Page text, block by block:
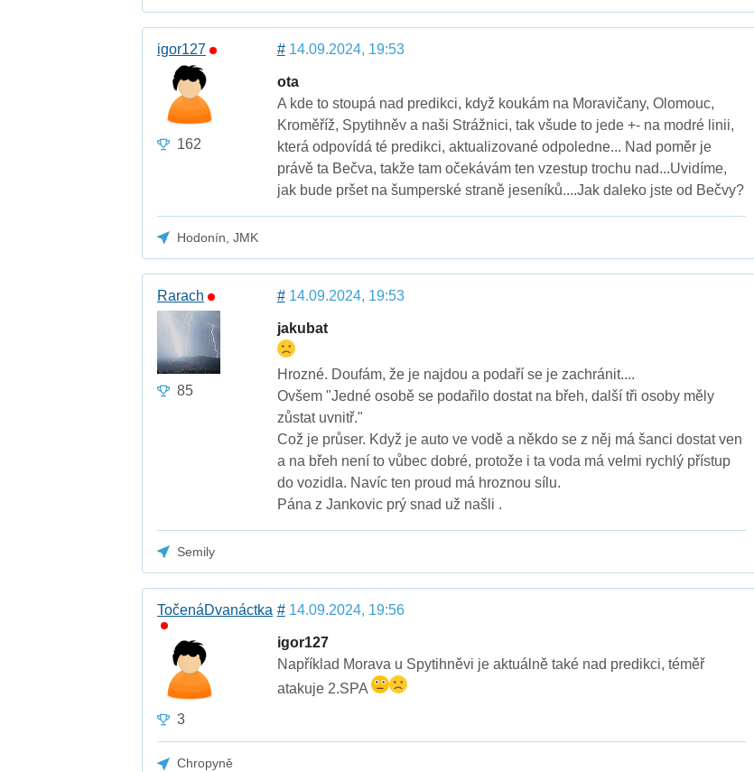
igor127
162
#14.09.2024, 19:53
ota
A kde to stoupá nad predikci, když koukám na Moravičany, Olomouc,
Kroměříž, Spytihněv a naši Strážnici, tak všude to jede +- na modré linii,
která odpovídá té predikci, aktualizované odpoledne... Nad poměr je
právě ta Bečva, takže tam očekávám ten vzestup trochu nad...Uvidíme,
jak bude pršet na šumperské straně jeseníků....Jak daleko jste od Bečvy?
Hodonín, JMK
Rarach
85
#14.09.2024, 19:53
jakubat
Hrozné. Doufám, že je najdou a podaří se je zachránit....
Ovšem "Jedné osobě se podařilo dostat na břeh, další tři osoby měly
zůstat uvnitř."
Což je průser. Když je auto ve vodě a někdo se z něj má šanci dostat ven
a na břeh není to vůbec dobré, protože i ta voda má velmi rychlý přístup
do vozidla. Navíc ten proud má hroznou sílu.
Pána z Jankovic prý snad už našli .
Semily
TočenáDvanáctka
3
#14.09.2024, 19:56
igor127
Například Morava u Spytihněvi je aktuálně také nad predikci, téměř
atakuje 2.SPA
Chropyně